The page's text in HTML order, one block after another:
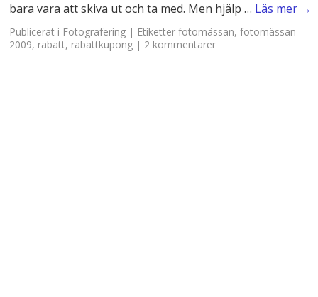
bara vara att skiva ut och ta med. Men hjälp … Läs mer →
Publicerat i Fotografering | Etiketter fotomässan, fotomässan
2009, rabatt, rabattkupong | 2 kommentarer